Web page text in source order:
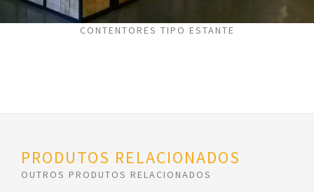
CONTENTORES TIPO ESTANTE
PRODUTOS RELACIONADOS
OUTROS PRODUTOS RELACIONADOS